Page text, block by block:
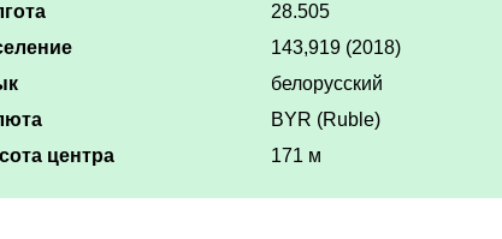
28.505
143,919 (2018)
белорусский
BYR (Ruble)
центра
171 м